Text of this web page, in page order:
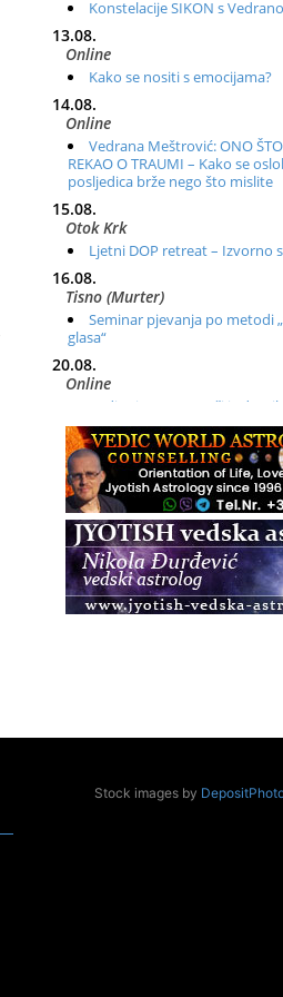
Konstelacije SIKON s
13.08.
Online
Kako se nositi s emocijama?
14.08.
Online
Vedrana Meštrović: ONO
REKAO O TRAUMI – Kako se
posljedica brže nego što mislite
15.08.
Otok Krk
Ljetni DOP retreat – Izvorno
16.08.
Tisno (Murter)
Seminar pjevanja po metodi
glasa“
20.08.
Online
Radionica: Pomagači iz
otvoreno za sve
21.08.
Zagreb+Online
Osnovni ThetaHealing®
22.08.
Zagreb
Osnovna radionica za
Pranic Healing course)
Pula
Zagreb
OnlineStock images by